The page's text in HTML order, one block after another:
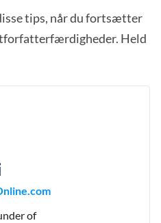
tips, når du fortsætter
Held
of